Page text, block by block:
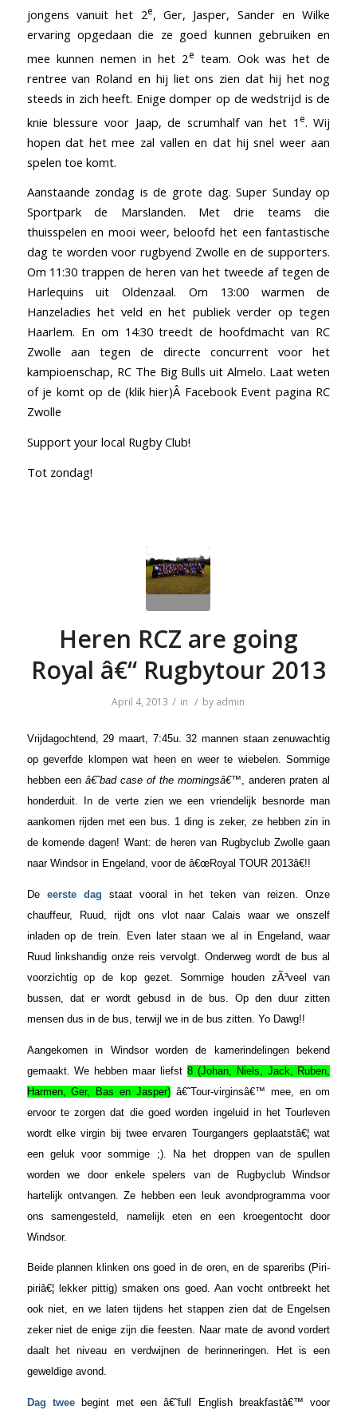
jongens vanuit het 2e, Ger, Jasper, Sander en Wilke
ervaring opgedaan die ze goed kunnen gebruiken en
mee kunnen nemen in het 2e team. Ook was het de
rentree van Roland en hij liet ons zien dat hij het nog
steeds in zich heeft. Enige domper op de wedstrijd is de
knie blessure voor Jaap, de scrumhalf van het 1 e. Wij
hopen dat het mee zal vallen en dat hij snel weer aan
spelen toe komt.
Aanstaande zondag is de grote dag. Super Sunday op
Sportpark de Marslanden. Met drie teams die
thuisspelen en mooi weer, beloofd het een fantastische
dag te worden voor rugbyend Zwolle en de supporters.
Om 11:30 trappen de heren van het tweede af tegen de
Harlequins uit Oldenzaal. Om 13:00 warmen de
Hanzeladies het veld en het publiek verder op tegen
Haarlem. En om 14:30 treedt de hoofdmacht van RC
Zwolle aan tegen de directe concurrent voor het
kampioenschap, RC The Big Bulls uit Almelo. Laat weten
of je komt op de (klik hier)Â Facebook Event pagina RC
Zwolle
Support your local Rugby Club!
Tot zondag!
Heren RCZ are going
Royal â€“ Rugbytour 2013
April 4, 2013 / in / by admin
Vrijdagochtend, 29 maart, 7:45u. 32 mannen staan zenuwachtig
op geverfde klompen wat heen en weer te wiebelen. Sommige
hebben een â€˜bad case of the morningsâ€™, anderen praten al
honderduit. In de verte zien we een vriendelijk besnorde man
aankomen rijden met een bus. 1 ding is zeker, ze hebben zin in
de komende dagen! Want: de heren van Rugbyclub Zwolle gaan
naar Windsor in Engeland, voor de â€œRoyal TOUR 2013â€!!
De eerste dag staat vooral in het teken van reizen. Onze
chauffeur, Ruud, rijdt ons vlot naar Calais waar we onszelf
inladen op de trein. Even later staan we al in Engeland, waar
Ruud linkshandig onze reis vervolgt. Onderweg wordt de bus al
voorzichtig op de kop gezet. Sommige houden zÃ³veel van
bussen, dat er wordt gebusd in de bus. Op den duur zitten
mensen dus in de bus, terwijl we in de bus zitten. Yo Dawg!!
Aangekomen in Windsor worden de kamerindelingen bekend
gemaakt. We hebben maar liefst 8 (Johan, Niels, Jack, Ruben,
Harmen, Ger, Bas en Jasper) â€˜Tour-virginsâ€™ mee, en om
ervoor te zorgen dat die goed worden ingeluid in het Tourleven
wordt elke virgin bij twee ervaren Tourgangers geplaatstâ€¦ wat
een geluk voor sommige ;). Na het droppen van de spullen
worden we door enkele spelers van de Rugbyclub Windsor
hartelijk ontvangen. Ze hebben een leuk avondprogramma voor
ons samengesteld, namelijk eten en een kroegentocht door
Windsor.
Beide plannen klinken ons goed in de oren, en de spareribs (Piri-
piriâ€¦ lekker pittig) smaken ons goed. Aan vocht ontbreekt het
ook niet, en we laten tijdens het stappen zien dat de Engelsen
zeker niet de enige zijn die feesten. Naar mate de avond vordert
daalt het niveau en verdwijnen de herinneringen. Het is een
geweldige avond.
Dag tweebegint met een â€˜full English breakfastâ€™ voor